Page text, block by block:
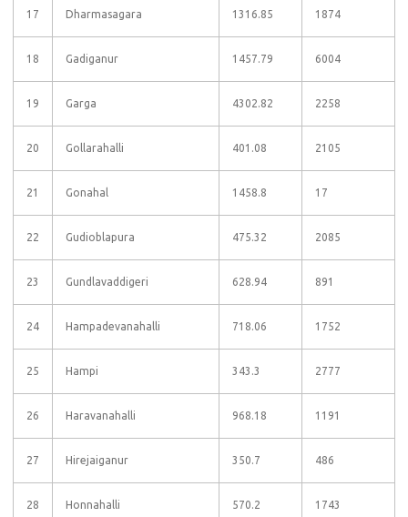
17 Dharmasagara 1316.85 1874
18 Gadiganur 1457.79 6004
19 Garga 4302.82 2258
20 Gollarahalli 401.08 2105
21 Gonahal 1458.8 17
22 Gudioblapura 475.32 2085
23 Gundlavaddigeri 628.94 891
24 Hampadevanahalli 718.06 1752
25 Hampi 343.3 2777
26 Haravanahalli 968.18 1191
27 Hirejaiganur 350.7 486
28 Honnahalli 570.2 1743